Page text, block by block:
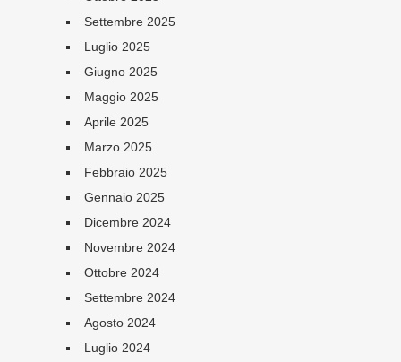
Settembre 2025
Luglio 2025
Giugno 2025
Maggio 2025
Aprile 2025
Marzo 2025
Febbraio 2025
Gennaio 2025
Dicembre 2024
Novembre 2024
Ottobre 2024
Settembre 2024
Agosto 2024
Luglio 2024